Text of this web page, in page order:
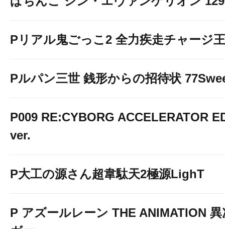
Pリアル鬼ごっこ2 全力疾走チャージ
Pルパン三世 銭形からの招待状
P009 RE:CYBORG ACCELERATOR
ver.
P大工の源さん超韋駄天2極源LighT
P アズールレーン THE ANIMATION